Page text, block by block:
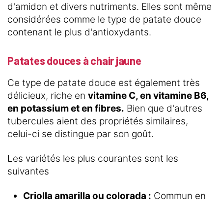
d'amidon et divers nutriments. Elles sont même
considérées comme le type de patate douce
contenant le plus d'antioxydants.
Patates douces à chair jaune
Ce type de patate douce est également très
délicieux, riche en vitamine C, en vitamine B6,
en potassium et en fibres. Bien que d'autres
tubercules aient des propriétés similaires,
celui-ci se distingue par son goût.
Les variétés les plus courantes sont les
suivantes
Criolla amarilla ou colorada : Commun en